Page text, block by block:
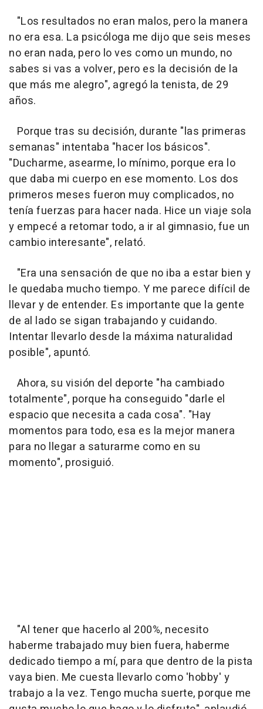
"Los resultados no eran malos, pero la manera
no era esa. La psicóloga me dijo que seis meses
no eran nada, pero lo ves como un mundo, no
sabes si vas a volver, pero es la decisión de la
que más me alegro", agregó la tenista, de 29
años.
Porque tras su decisión, durante "las primeras
semanas" intentaba "hacer los básicos".
"Ducharme, asearme, lo mínimo, porque era lo
que daba mi cuerpo en ese momento. Los dos
primeros meses fueron muy complicados, no
tenía fuerzas para hacer nada. Hice un viaje sola
y empecé a retomar todo, a ir al gimnasio, fue un
cambio interesante", relató.
"Era una sensación de que no iba a estar bien y
le quedaba mucho tiempo. Y me parece difícil de
llevar y de entender. Es importante que la gente
de al lado se sigan trabajando y cuidando.
Intentar llevarlo desde la máxima naturalidad
posible", apuntó.
Ahora, su visión del deporte "ha cambiado
totalmente", porque ha conseguido "darle el
espacio que necesita a cada cosa". "Hay
momentos para todo, esa es la mejor manera
para no llegar a saturarme como en su
momento", prosiguió.
"Al tener que hacerlo al 200%, necesito
haberme trabajado muy bien fuera, haberme
dedicado tiempo a mí, para que dentro de la pista
vaya bien. Me cuesta llevarlo como 'hobby' y
trabajo a la vez. Tengo mucha suerte, porque me